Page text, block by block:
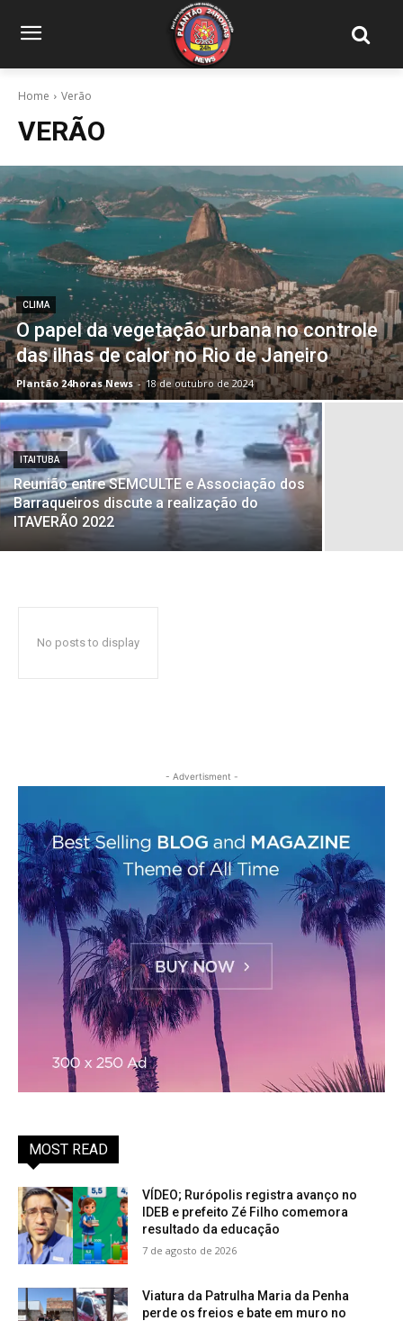
Home Verão
VERÃO
CLIMA
O papel da vegetação urbana no controle
das ilhas de calor no Rio de Janeiro
Plantão 24horas News - 18 de outubro de 2024
ITAITUBA
Reunião entre SEMCULTE e Associação dos
Barraqueiros discute a realização do
ITAVERÃO 2022
No posts to display
- Advertisment -
MOST READ
VÍDEO; Rurópolis registra avanço no
IDEB e prefeito Zé Filho comemora
resultado da educação
7 de agosto de 2026
Viatura da Patrulha Maria da Penha
perde os freios e bate em muro no